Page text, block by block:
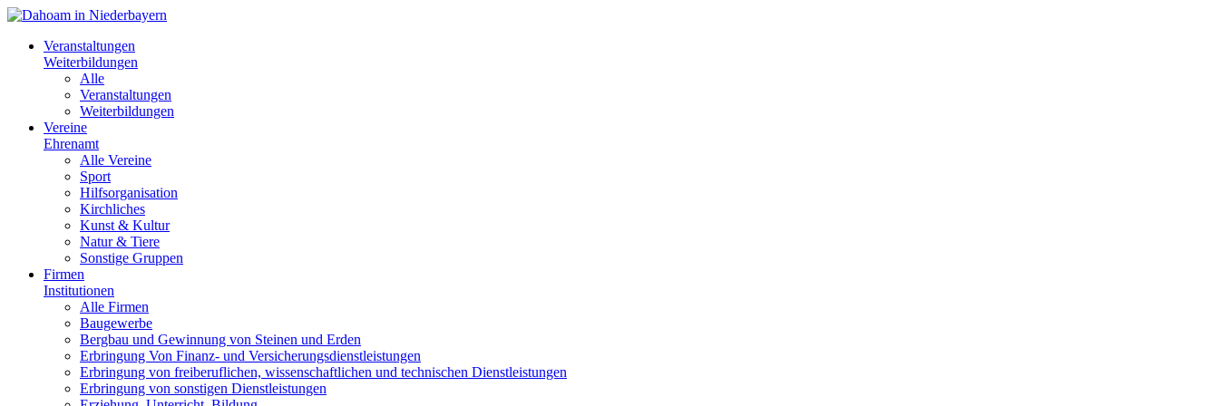
Veranstaltungen
Weiterbildungen
Alle
Veranstaltungen
Weiterbildungen
Vereine
Ehrenamt
Alle Vereine
Sport
Hilfsorganisation
Kirchliches
Kunst & Kultur
Natur & Tiere
Sonstige Gruppen
Firmen
Institutionen
Alle Firmen
Baugewerbe
Bergbau und Gewinnung von Steinen und Erden
Erbringung Von Finanz- und Versicherungsdienstleistungen
Erbringung von freiberuflichen, wissenschaftlichen und technischen Dienstleistungen
Erbringung von sonstigen Dienstleistungen